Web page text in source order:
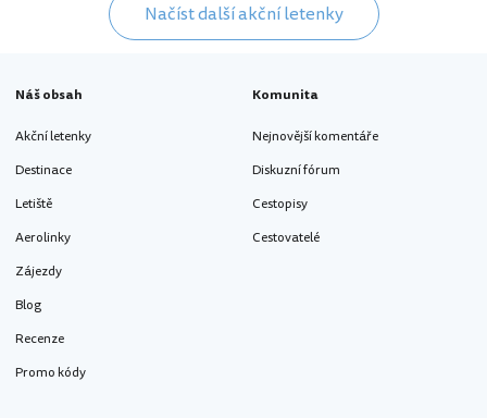
Načíst další akční letenky
Náš obsah
Akční letenky
Destinace
Letiště
Aerolinky
Zájezdy
Blog
Recenze
Promo kódy
Komunita
Nejnovější komentáře
Diskuzní fórum
Cestopisy
Cestovatelé